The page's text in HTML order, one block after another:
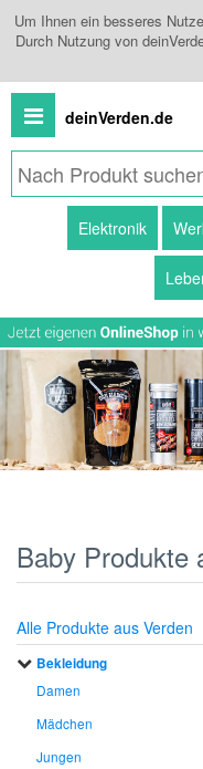
Um Ihnen ein besseres
Durch Nutzung von
deinVerden.de
Produkte
Händlerübersicht
Branchenbuch
Elektronik
Baby Produkte
Alle Produkte aus Verden
Bekleidung
Damen
Mädchen
Jungen